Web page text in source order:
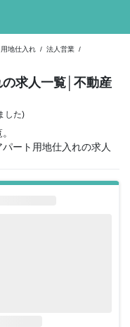
地仕入れ / 法人営業 /
求人一覧 │不動産
した)
ート用地仕入れの求人